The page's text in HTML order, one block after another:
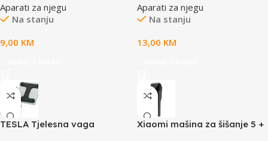
Black, for ADB0003,
ADB0004, ADB0005,
Aparati za njegu
Na stanju
9,00 KM
Aparati za njegu
Na stanju
13,00 KM
TESLA Tjelesna vaga
Xiaomi mašina za šišanje 5 +